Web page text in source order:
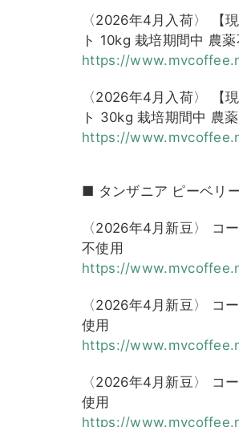
〈2026年4月入荷〉 【
ト 10kg 栽培期間中 農
https://
〈2026年4月入荷〉 【
ト 30kg 栽培期間中 農
https://
■ タンザニア ピーベリ
〈2026年4月新豆〉 コ
不使用
https://
〈2026年4月新豆〉 コ
使用
https://
〈2026年4月新豆〉 コ
使用
https://